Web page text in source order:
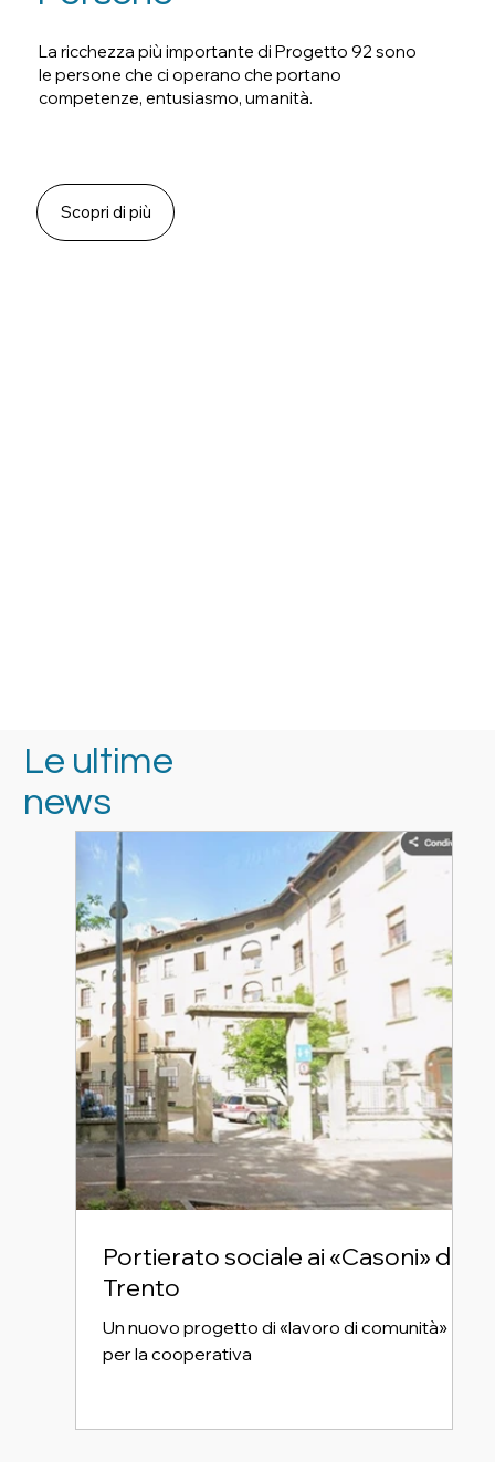
La ricchezza più importante di Progetto 92 sono
le persone che ci operano che portano
competenze, entusiasmo, umanità.
Scopri di più
Le ultime
news
Portierato sociale ai «Casoni» di
Trento
Un nuovo progetto di «lavoro di comunità»
per la cooperativa